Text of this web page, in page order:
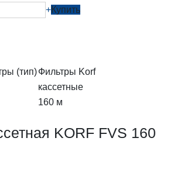
+Купить
(тип)Фильтры Korf
кассетные
160 м
KORF FVS 160